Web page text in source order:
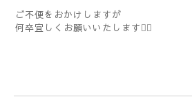
ご不便をおかけしますが
何卒宜しくお願いいたします🙇‍♀️